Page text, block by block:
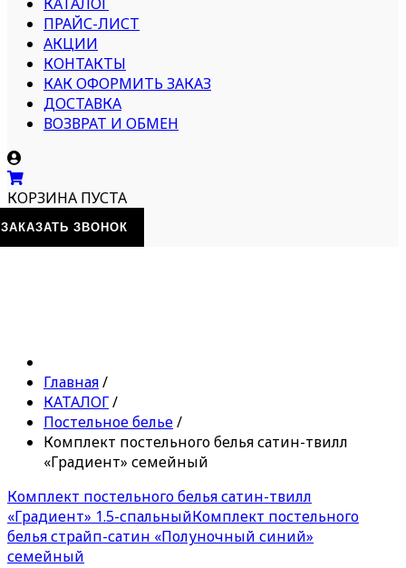
ПРАЙС-ЛИСТ
АКЦИИ
КОНТАКТЫ
КАК ОФОРМИТЬ ЗАКАЗ
ДОСТАВКА
ВОЗВРАТ И ОБМЕН
КОРЗИНА ПУСТА
ЗАКАЗАТЬ ЗВОНОК
Главная/
КАТАЛОГ/
Постельное белье/
Комплект постельного белья сатин-твилл
«Градиент» семейный
Комплект постельного белья сатин-твилл
«Градиент» 1.5-спальныйКомплект постельного
белья страйп-сатин «Полуночный синий»
семейный